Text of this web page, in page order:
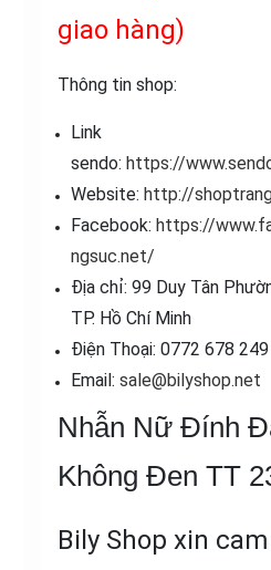
giao hàng)
Thông tin shop:
Link
sendo: https://
Website: http://
Facebook: https://
ngsuc.net/
Địa chỉ: 99 Duy Tân
TP. Hồ Chí Minh
Điện Thoại: 0772 678
Email: sale@bilyshop.net
Nhẫn Nữ Đính
Không Đen TT
Bily Shop xin